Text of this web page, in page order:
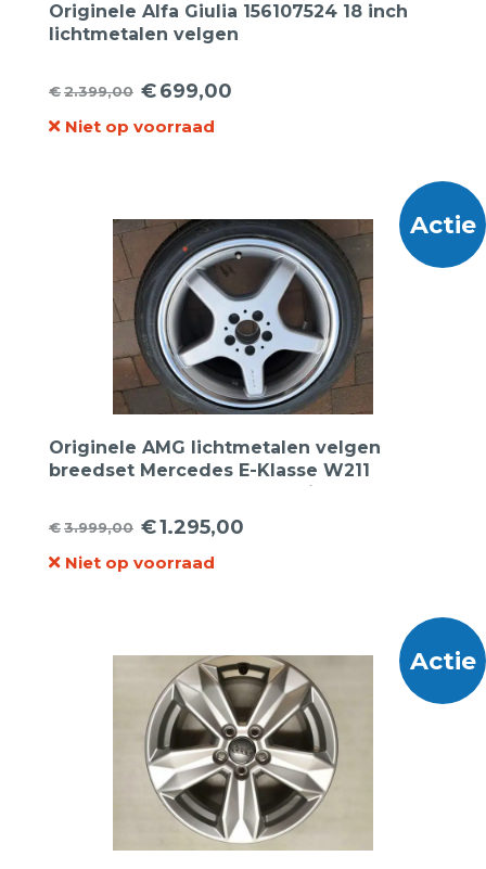
Originele Alfa Giulia 156107524 18 inch
lichtmetalen velgen
€2.399,00
Oorspronkelijke
prijs
€699,00
Huidige
prijs
Niet op voorraad
Actie
Originele AMG lichtmetalen velgen
breedset Mercedes E-Klasse W211
A2114012202 A2114012102 18inch +
Breedset Nexen zomerbanden. (Marge
factuur).
€3.999,00
Oorspronkelijke
prijs
€1.295,00
Huidige
prijs
Niet op voorraad
Actie